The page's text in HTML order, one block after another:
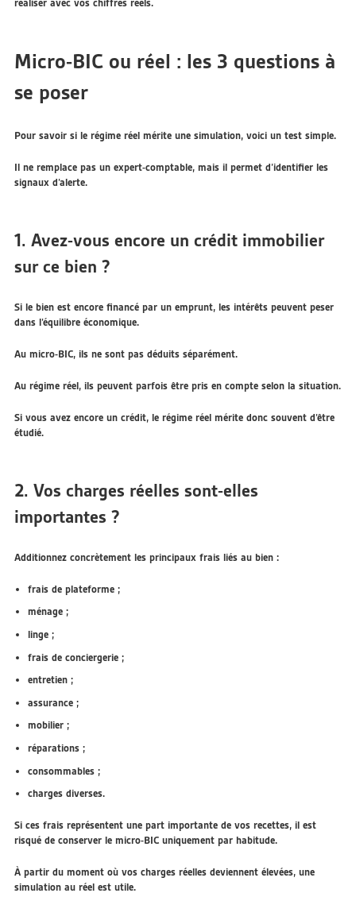
Micro-BIC ou réel : les 3 questions à
se poser
Pour savoir si le régime réel mérite une simulation, voici un test simple.
Il ne remplace pas un expert-comptable, mais il permet d’identifier les
signaux d’alerte.
1. Avez-vous encore un crédit immobilier
sur ce bien ?
Si le bien est encore financé par un emprunt, les intérêts peuvent peser
dans l’équilibre économique.
Au micro-BIC, ils ne sont pas déduits séparément.
Au régime réel, ils peuvent parfois être pris en compte selon la situation.
Si vous avez encore un crédit, le régime réel mérite donc souvent d’être
étudié.
2. Vos charges réelles sont-elles
importantes ?
Additionnez concrètement les principaux frais liés au bien :
frais de plateforme ;
ménage ;
linge ;
frais de conciergerie ;
entretien ;
assurance ;
mobilier ;
réparations ;
consommables ;
charges diverses.
Si ces frais représentent une part importante de vos recettes, il est
risqué de conserver le micro-BIC uniquement par habitude.
À partir du moment où vos charges réelles deviennent élevées, une
simulation au réel est utile.